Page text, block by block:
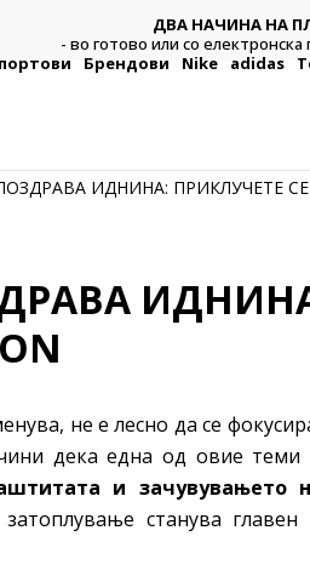
ДВА НАЧИНА НА
- во готово или со
Брендови Nike adidas
ИДНИНА: ПРИКЛУЧЕТЕ СЕ
не е лесно да се
дека една од овие теми
та и зачувувањето
станува